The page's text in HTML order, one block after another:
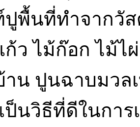
พื้นที่ทำจากวัส
ก้ว ไม้ก๊อก ไม้
น ปูนฉาบมวล
นวิธีที่ดีในการ